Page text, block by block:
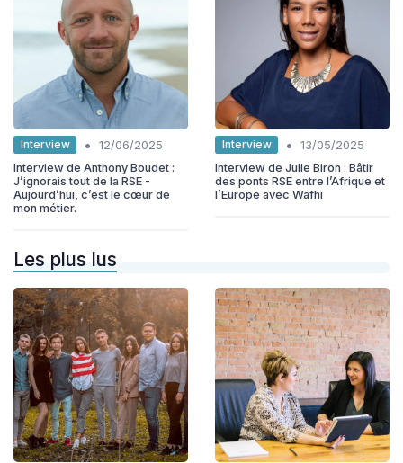
Interview •
12/06/2025
Interview de Anthony Boudet :
J’ignorais tout de la RSE -
Aujourd’hui, c’est le cœur de
mon métier.
Interview •
13/05/2025
Interview de Julie Biron : Bâtir
des ponts RSE entre l’Afrique et
l’Europe avec Wafhi
Les plus lus